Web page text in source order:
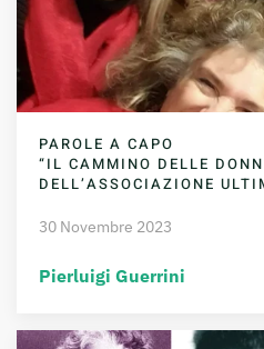
PAROLE A CAPO
“IL CAMMINO DELLE
DELL’ASSOCIAZIONE
30 Novembre 2023
Pierluigi Guerrini